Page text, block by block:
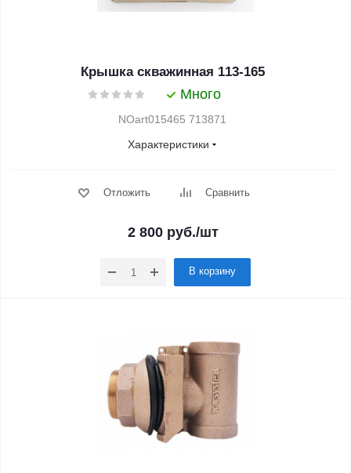
Крышка скважинная 113-165
Много
NOart015465 713871
Характеристики
Отложить Сравнить
2 800руб./шт
В корзину